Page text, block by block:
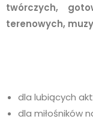
twórczych,
terenowych,
dla lubiących
dla miłośników